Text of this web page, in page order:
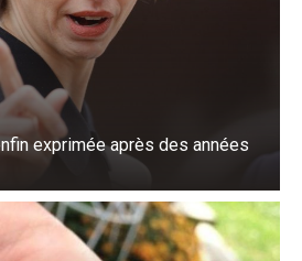
exprimée après des années